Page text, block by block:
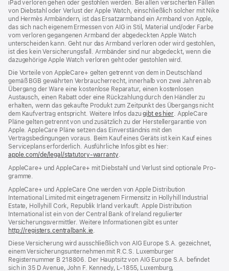
iPad verloren gehen oder gestohlen werden. Bei allen versicherten Fällen
von Diebstahl oder Verlust der Apple Watch, einschließlich solcher mit Nike
und Hermès Armbändern, ist das Ersatzarmband ein Armband von Apple,
das sich nach eigenem Ermessen von AIG in Stil, Material und/oder Farbe
vom verloren gegangenen Armband der abgedeckten Apple Watch
unterscheiden kann. Geht nur das Armband verloren oder wird gestohlen,
ist dies kein Versicherungsfall. Armbänder sind nur abgedeckt, wenn die
dazugehörige Apple Watch verloren geht oder gestohlen wird.
Die Vorteile von AppleCare+ gelten getrennt von dem in Deutschland
gemäß BGB gewährten Verbraucher­recht, inner­halb von zwei Jahren ab
Übergang der Ware eine kosten­lose Reparatur, einen kosten­losen
Austausch, einen Rabatt oder eine Rück­zahlung durch den Händler zu
erhalten, wenn das gekaufte Produkt zum Zeit­punkt des Übergangs nicht
dem Kauf­vertrag ent­spricht. Weitere Infos dazugibt es hier(Öffnet
ein
Fenster)
. AppleCare
Pläne gelten getrennt von und zu­sätz­lich zu der Hersteller­garantie von
Apple. AppleCare Pläne setzen das Einverständnis mit den
Vertragsbedingungen voraus. Beim Kauf eines Geräts ist kein Kauf eines
Serviceplans erfor­der­lich. Ausführliche Infos gibt es hier:
apple.com/de/legal/statutory-warranty(Öffnet
neues
.
AppleCare+ und AppleCare+ mit Dieb­stahl und Verlust sind optionale Pro­
gramme.
AppleCare+ und AppleCare One werden von Apple Distribution
International Limited mit eingetragenem Firmensitz in Hollyhill Industrial
Estate, Hollyhill Cork, Republik Irland verkauft. Apple Distribution
International ist ein von der Central Bank of Ireland regulierter
Versicherungsvermittler. Weitere Informationen gibt es unter
http://registers.centralbank.ie
neues
Fenster)
Diese Versicherung wird ausschließlich von AIG Europe S.A. gezeichnet,
einem Versicherungsunternehmen mit R.C.S. Luxemburger
Registernummer B 218806. Der Hauptsitz von AIG Europe S.A. befindet
sich in 35 D Avenue, John F. Kennedy, L‑1855, Luxemburg,